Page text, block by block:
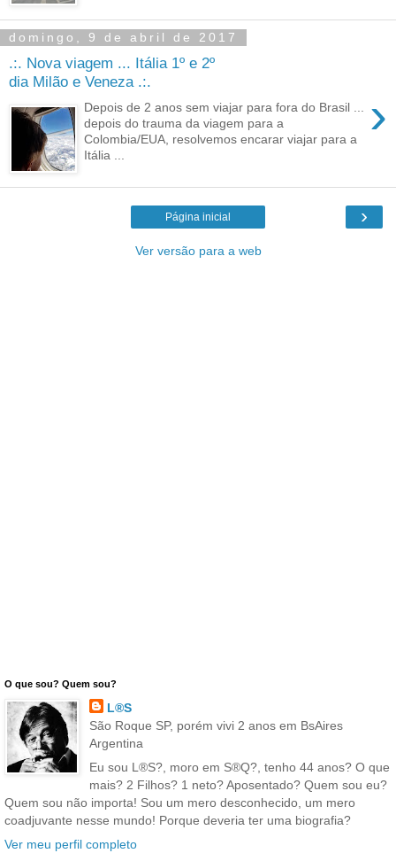
domingo, 9 de abril de 2017
.:. Nova viagem ... Itália 1º e 2º
dia Milão e Veneza .:.
›
Depois de 2 anos sem viajar para fora do Brasil ...
depois do trauma da viagem para a
Colombia/EUA, resolvemos encarar viajar para a
Itália ...
›
Página inicial
Ver versão para a web
O que sou? Quem sou?
L®S
São Roque SP, porém vivi 2 anos em BsAires
Argentina
Eu sou L®S?, moro em S®Q?, tenho 44 anos? O que
mais? 2 Filhos? 1 neto? Aposentado? Quem sou eu?
Quem sou não importa! Sou um mero desconhecido, um mero
coadjuvante nesse mundo! Porque deveria ter uma biografia?
Ver meu perfil completo